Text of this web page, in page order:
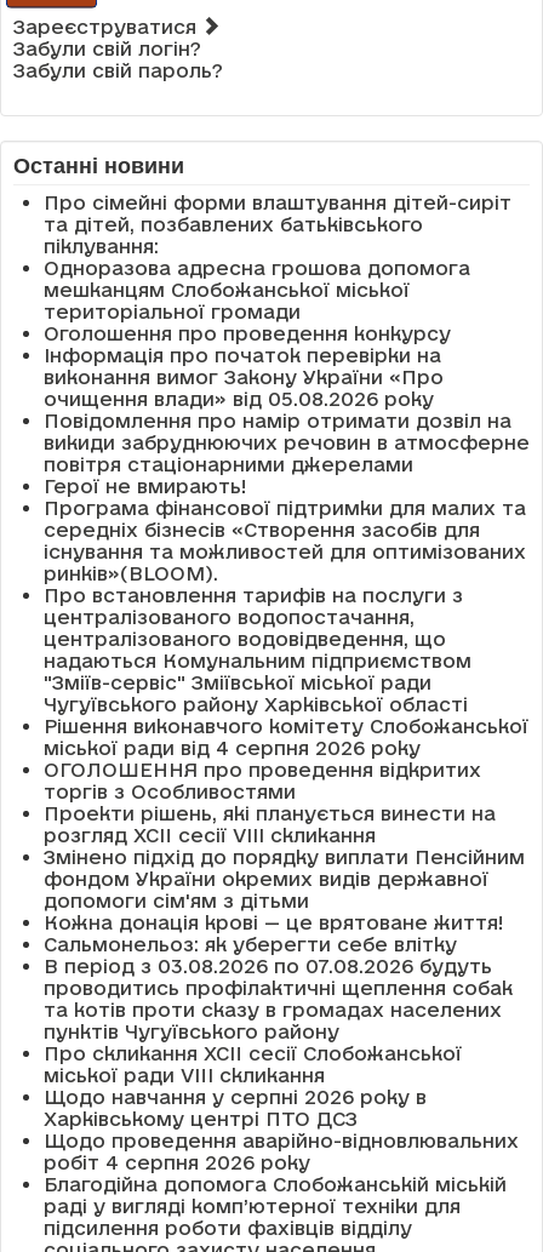
Зареєструватися
Забули свій логін?
Забули свій пароль?
Останні новини
Про сімейні форми влаштування дітей-сиріт
та дітей, позбавлених батьківського
піклування:
Одноразова адресна грошова допомога
мешканцям Слобожанської міської
територіальної громади
Оголошення про проведення конкурсу
Інформація про початок перевірки на
виконання вимог Закону України «Про
очищення влади» від 05.08.2026 року
Повідомлення про намір отримати дозвіл на
викиди забруднюючих речовин в атмосферне
повітря стаціонарними джерелами
Герої не вмирають!
Програма фінансової підтримки для малих та
середніх бізнесів «Створення засобів для
існування та можливостей для оптимізованих
ринків»(BLOOM).
Про встановлення тарифів на послуги з
централізованого водопостачання,
централізованого водовідведення, що
надаються Комунальним підприємством
"Зміїв-сервіс" Зміївської міської ради
Чугуївського району Харківської області
Рішення виконавчого комітету Слобожанської
міської ради від 4 серпня 2026 року
ОГОЛОШЕННЯ про проведення відкритих
торгів з Особливостями
Проекти рішень, які планується винести на
розгляд XCII сесії VІІІ скликання
Змінено підхід до порядку виплати Пенсійним
фондом України окремих видів державної
допомоги сім'ям з дітьми
Кожна донація крові — це врятоване життя!
Сальмонельоз: як уберегти себе влітку
В період з 03.08.2026 по 07.08.2026 будуть
проводитись профілактичні щеплення собак
та котів проти сказу в громадах населених
пунктів Чугуївського району
Про скликання XCII сесії Слобожанської
міської ради VIII скликання
Щодо навчання у серпні 2026 року в
Харківському центрі ПТО ДСЗ
Щодо проведення аварійно-відновлювальних
робіт 4 серпня 2026 року
Благодійна допомога Слобожанській міській
раді у вигляді комп’ютерної техніки для
підсилення роботи фахівців відділу